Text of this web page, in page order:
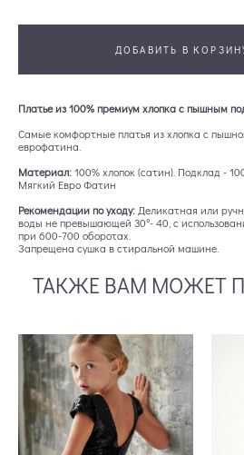
ДОБАВИТЬ В
Платье из 100% премиум хлопка с пышным
Самые комфортные платья из хлопка с
еврофатина.
Материал:100% хлопок (сатин). Подклад -
Мягкий Евро Фатин
Рекомендации по уходу: Деликатная или
воды не превышающей 30°- 40, с
при 600-700 оборотах.
Запрещена сушка в стиральной машине.
ТАКЖЕ ВАМ МОЖЕТ